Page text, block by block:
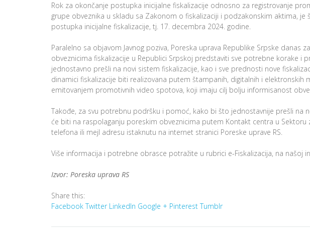
Rok za okončanje postupka inicijalne fiskalizacije odnosno za registrovanje
grupe obveznika u skladu sa Zakonom o fiskalizaciji i podzakonskim aktima,
postupka inicijalne fiskalizacije, tj. 17. decembra 2024. godine.
Paralelno sa objavom Javnog poziva, Poreska uprava Republike Srpske danas
obveznicima fiskalizacije u Republici Srpskoj predstaviti sve potrebne korake i
jednostavno prešli na novi sistem fiskalizacije, kao i sve prednosti nove
dinamici fiskalizacije biti realizovana putem štampanih, digitalnih i elektronskih
emitovanjem promotivnih video spotova, koji imaju cilj bolju informisanost
Takođe, za svu potrebnu podršku i pomoć, kako bi što jednostavnije prešli na
će biti na raspolaganju poreskim obveznicima putem Kontakt centra u Sektoru
telefona ili mejl adresu istaknutu na internet stranici Poreske uprave RS.
Više informacija i potrebne obrasce potražite u rubrici e-Fiskalizacija, na našoj
Izvor: Poreska uprava RS
Share this:
Facebook Twitter LinkedIn Google + Pinterest Tumblr